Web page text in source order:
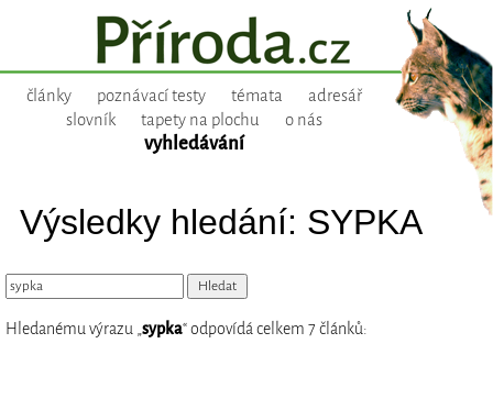
články poznávací testy témata
adresář
slovník
tapety na plochu o nás
vyhledávání
Výsledky hledání: SYPKA
Hledanému výrazu „sypka“ odpovídá celkem 7 článků: